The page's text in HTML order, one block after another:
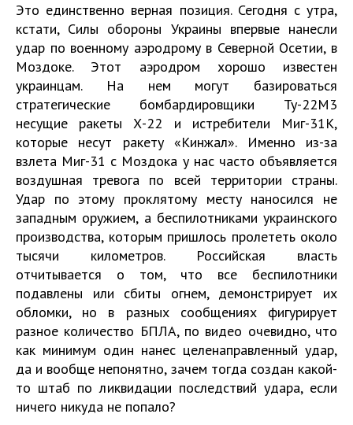
Это единственно верная позиция. Сегодня с утра,
кстати, Силы обороны Украины впервые нанесли
удар по военному аэродрому в Северной Осетии, в
Моздоке. Этот аэродром хорошо известен
украинцам. На нем могут базироваться
стратегические бомбардировщики Ту-22М3
несущие ракеты Х-22 и истребители Миг-31К,
которые несут ракету «Кинжал». Именно из-за
взлета Миг-31 с Моздока у нас часто объявляется
воздушная тревога по всей территории страны.
Удар по этому проклятому месту наносился не
западным оружием, а беспилотниками украинского
производства, которым пришлось пролететь около
тысячи километров. Российская власть
отчитывается о том, что все беспилотники
подавлены или сбиты огнем, демонстрирует их
обломки, но в разных сообщениях фигурирует
разное количество БПЛА, по видео очевидно, что
как минимум один нанес целенаправленный удар,
да и вообще непонятно, зачем тогда создан какой-
то штаб по ликвидации последствий удара, если
ничего никуда не попало?